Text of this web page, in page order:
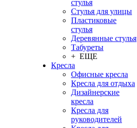
стулья
Стулья для улицы
Пластиковые
стулья
Деревянные стулья
Табуреты
+ ЕЩЕ
Кресла
Офисные кресла
Кресла для отдыха
Дизайнерские
кресла
Кресла для
руководителей